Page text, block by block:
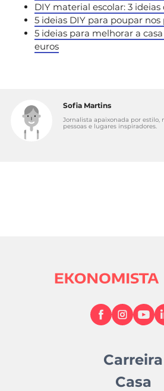
DIY material escolar: 3
5 ideias DIY para poupar nos
5 ideias para melhorar a
euros
Sofia Martins
Jornalista apaixonada por estilo,
pessoas e lugares inspiradores.
Carreira
Casa